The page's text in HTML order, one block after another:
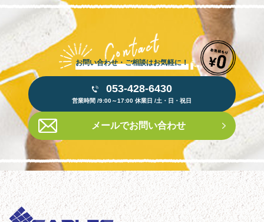
お問い合わせ・ご相談はお気軽に！
053-428-6430
営業時間 /9:00～17:00 休業日 /土・日・祝日
メールでお問い合わせ